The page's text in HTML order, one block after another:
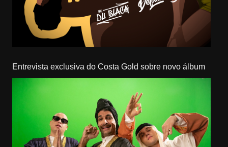
Entrevista exclusiva do Costa Gold sobre novo álbum